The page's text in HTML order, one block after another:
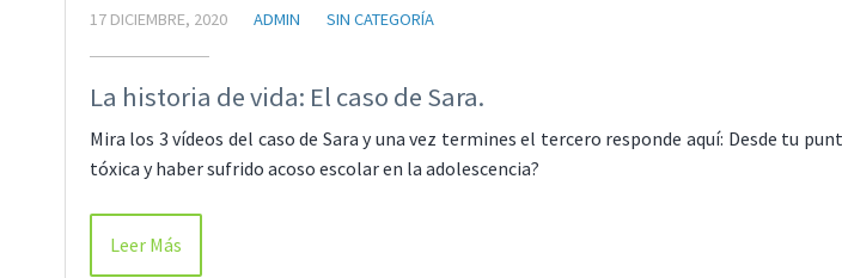
17 DICIEMBRE, 2020 ADMIN SIN CATEGORÍA
La historia de vida: El caso de Sara.
Mira los 3 vídeos del caso de Sara y una vez termines el tercero responde aquí: Desde tu
tóxica y haber sufrido acoso escolar en la adolescencia?
Leer Más